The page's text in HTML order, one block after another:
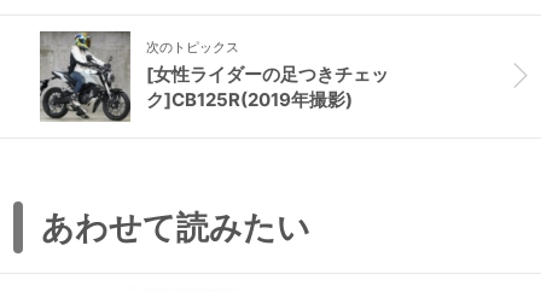
次のトピックス
[女性ライダーの足つきチェッ
ク]CB125R(2019年撮影)
あわせて読みたい